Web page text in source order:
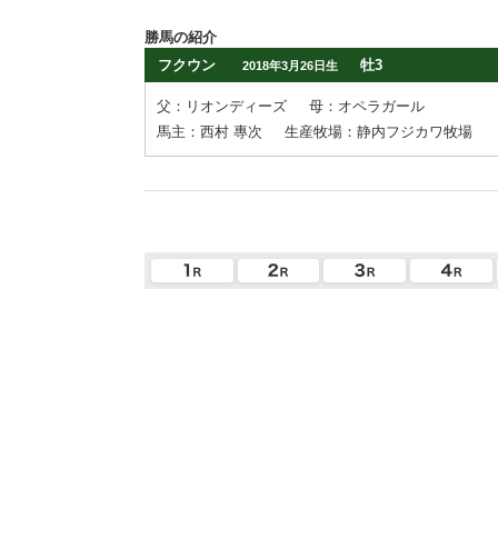
勝馬の紹介
フクウン
2018年3月26日生 牡3
父：リオンディーズ
母：オペラガール
馬主：西村 專次
生産牧場：静内フジカワ牧場